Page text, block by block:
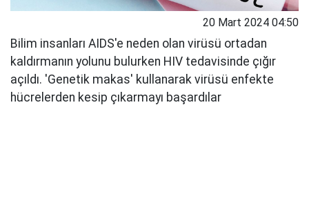
20 Mart 2024 04:50
Bilim insanları AIDS'e neden olan virüsü ortadan
kaldırmanın yolunu bulurken HIV tedavisinde çığır
açıldı. 'Genetik makas' kullanarak virüsü enfekte
hücrelerden kesip çıkarmayı başardılar